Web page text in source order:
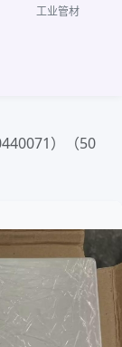
工业管材
）（50